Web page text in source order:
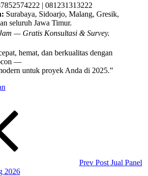
| 081231313222
Surabaya, Sidoarjo, Malang, Gresik,
seluruh Jawa Timur.
— Gratis Konsultasi & Survey.
hemat, dan berkualitas dengan
—
untuk proyek Anda di 2025.”
Prev Post Jual Panel
2026